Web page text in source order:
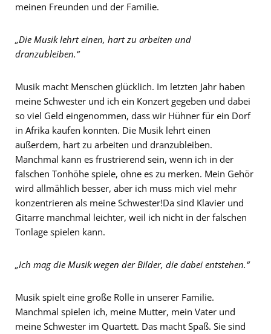
meinen Freunden und der Familie.
„Die Musik lehrt einen, hart zu arbeiten und
dranzubleiben.“
Musik macht Menschen glücklich. Im letzten Jahr haben
meine Schwester und ich ein Konzert gegeben und dabei
so viel Geld eingenommen, dass wir Hühner für ein Dorf
in Afrika kaufen konnten. Die Musik lehrt einen
außerdem, hart zu arbeiten und dranzubleiben.
Manchmal kann es frustrierend sein, wenn ich in der
falschen Tonhöhe spiele, ohne es zu merken. Mein Gehör
wird allmählich besser, aber ich muss mich viel mehr
konzentrieren als meine Schwester!Da sind Klavier und
Gitarre manchmal leichter, weil ich nicht in der falschen
Tonlage spielen kann.
„Ich mag die Musik wegen der Bilder, die dabei entstehen.“
Musik spielt eine große Rolle in unserer Familie.
Manchmal spielen ich, meine Mutter, mein Vater und
meine Schwester im Quartett. Das macht Spaß. Sie sind